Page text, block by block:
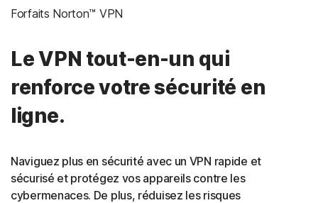
Forfaits Norton™ VPN
Le VPN tout-en-un qui
renforce votre sécurité en
ligne.
Naviguez plus en sécurité avec un VPN rapide et
sécurisé et protégez vos appareils contre les
cybermenaces. De plus, réduisez les risques